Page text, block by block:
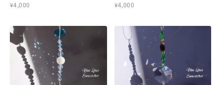
¥4,000
＆ムーンストーン入り
¥4,000